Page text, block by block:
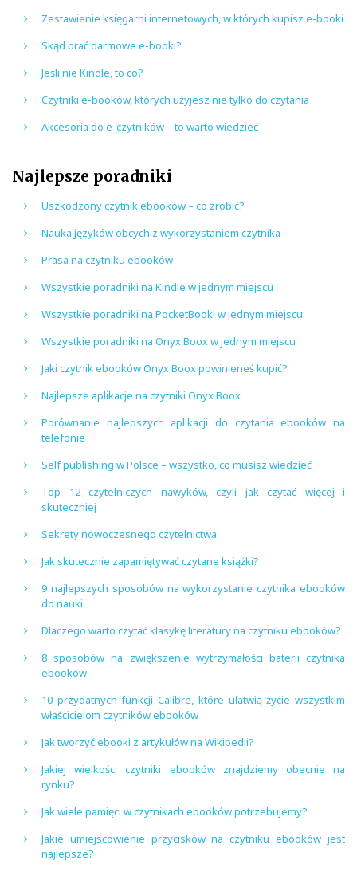
Zestawienie księgarni internetowych, w których kupisz e-booki
Skąd brać darmowe e-booki?
Jeśli nie Kindle, to co?
Czytniki e-booków, których użyjesz nie tylko do czytania
Akcesoria do e-czytników – to warto wiedzieć
Najlepsze poradniki
Uszkodzony czytnik ebooków – co zrobić?
Nauka języków obcych z wykorzystaniem czytnika
Prasa na czytniku ebooków
Wszystkie poradniki na Kindle w jednym miejscu
Wszystkie poradniki na PocketBooki w jednym miejscu
Wszystkie poradniki na Onyx Boox w jednym miejscu
Jaki czytnik ebooków Onyx Boox powinieneś kupić?
Najlepsze aplikacje na czytniki Onyx Boox
Porównanie najlepszych aplikacji do czytania ebooków na
telefonie
Self publishing w Polsce – wszystko, co musisz wiedzieć
Top 12 czytelniczych nawyków, czyli jak czytać więcej i
skuteczniej
Sekrety nowoczesnego czytelnictwa
Jak skutecznie zapamiętywać czytane książki?
9 najlepszych sposobów na wykorzystanie czytnika ebooków
do nauki
Dlaczego warto czytać klasykę literatury na czytniku ebooków?
8 sposobów na zwiększenie wytrzymałości baterii czytnika
ebooków
10 przydatnych funkcji Calibre, które ułatwią życie wszystkim
właścicielom czytników ebooków
Jak tworzyć ebooki z artykułów na Wikipedii?
Jakiej wielkości czytniki ebooków znajdziemy obecnie na
rynku?
Jak wiele pamięci w czytnikach ebooków potrzebujemy?
Jakie umiejscowienie przycisków na czytniku ebooków jest
najlepsze?